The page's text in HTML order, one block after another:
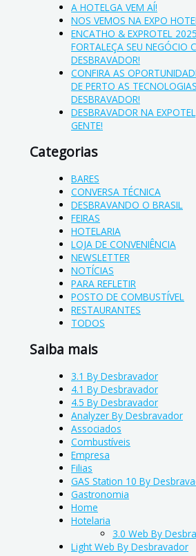
A HOTELGA VEM AÍ!
NOS VEMOS NA EXPO
ENCATHO & EXPROTEL
FORTALEÇA SEU NEGÓCIO
DESBRAVADOR!
CONFIRA AS
DE PERTO AS
DESBRAVADOR!
DESBRAVADOR NA
GENTE!
Categorias
BARES
CONVERSA TÉCNICA
DESBRAVANDO O BRASIL
FEIRAS
HOTELARIA
LOJA DE CONVENIÊNCIA
NEWSLETTER
NOTÍCIAS
PARA REFLETIR
POSTO DE COMBUSTÍVEL
RESTAURANTES
TODOS
Saiba mais
3.1 By Desbravador
4.1 By Desbravador
4.5 By Desbravador
Analyzer By Desbravador
Associados
Combustíveis
Empresa
Filias
GAS Station 10 By
Gastronomia
Home
Hotelaria
3.0 Web By
Light Web By Desbravador